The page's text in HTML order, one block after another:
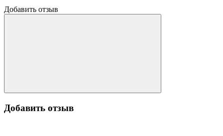
Добавить отзыв
Добавить отзыв